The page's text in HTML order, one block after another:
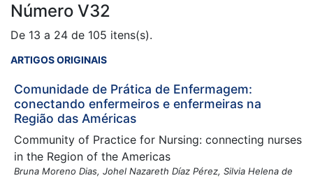
Número V32
De 13 a 24 de 105 itens(s).
ARTIGOS ORIGINAIS
Comunidade de Prática de Enfermagem:
conectando enfermeiros e enfermeiras na
Região das Américas
Community of Practice for Nursing: connecting nurses
in the Region of the Americas
Bruna Moreno Dias, Johel Nazareth Díaz Pérez, Silvia Helena de